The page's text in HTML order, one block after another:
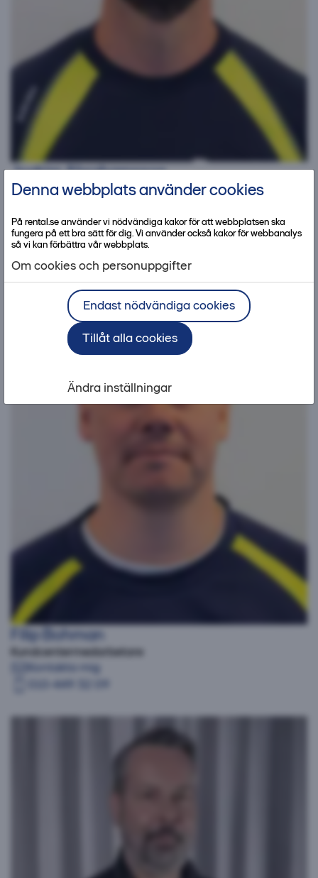
Denna webbplats använder cookies
På rental.se använder vi nödvändiga kakor för att webbplatsen ska
fungera på ett bra sätt för dig. Vi använder också kakor för webbanalys
så vi kan förbättra vår webbplats.
Om cookies och personuppgifter
Endast nödvändiga cookies
Tillåt alla cookies
Ändra inställningar
Joakim Abrahamsson
Kundcentermedarbetare
010-449 27 03
Filip Bohman
Kundcentermedarbetare
Kontakta mig